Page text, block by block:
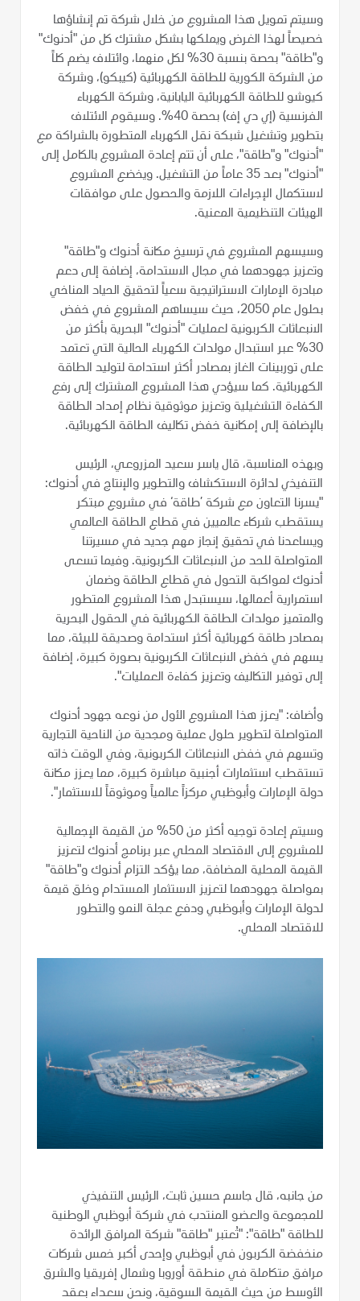
وسيتم تمويل هذا المشروع من خلال شركة تم إنشاؤها
خصيصاً لهذا الغرض ويملكها بشكل مشترك كل من "أدنوك"
و"طاقة" بحصة بنسبة 30% لكل منهما، وائتلاف يضم كلاً
من الشركة الكورية للطاقة الكهربائية (كيبكو)، وشركة
كيوشو للطاقة الكهربائية اليابانية، وشركة الكهرباء
الفرنسية (إي دي إف) بحصة 40%. وسيقوم الائتلاف
بتطوير وتشغيل شبكة نقل الكهرباء المتطورة بالشراكة مع
"أدنوك" و"طاقة"، على أن تتم إعادة المشروع بالكامل إلى
"أدنوك" بعد 35 عاماً من التشغيل. ويخضع المشروع
لاستكمال الإجراءات اللازمة والحصول على موافقات
الهيئات التنظيمية المعنية.
وسيسهم المشروع في ترسيخ مكانة أدنوك و"طاقة"
وتعزيز جهودهما في مجال الاستدامة، إضافة إلى دعم
مبادرة الإمارات الاستراتيجية سعياً لتحقيق الحياد المناخي
بحلول عام 2050، حيث سيساهم المشروع في خفض
الانبعاثات الكربونية لعمليات "أدنوك" البحرية بأكثر من
30% عبر استبدال مولدات الكهرباء الحالية التي تعتمد
على توربينات الغاز بمصادر أكثر استدامة لتوليد الطاقة
الكهربائية. كما سيؤدي هذا المشروع المشترك إلى رفع
الكفاءة التشغيلية وتعزيز موثوقية نظام إمداد الطاقة
بالإضافة إلى إمكانية خفض تكاليف الطاقة الكهربائية.
وبهذه المناسبة، قال ياسر سعيد المزروعي، الرئيس
التنفيذي لدائرة الاستكشاف والتطوير والإنتاج في أدنوك:
"يسرنا التعاون مع شركة ’طاقة‘ في مشروع مبتكر
يستقطب شركاء عالميين في قطاع الطاقة العالمي
ويساعدنا في تحقيق إنجاز مهم جديد في مسيرتنا
المتواصلة للحد من الانبعاثات الكربونية. وفيما تسعى
أدنوك لمواكبة التحول في قطاع الطاقة وضمان
استمرارية أعمالها، سيستبدل هذا المشروع المتطور
والمتميز مولدات الطاقة الكهربائية في الحقول البحرية
بمصادر طاقة كهربائية أكثر استدامة وصديقة للبيئة، مما
يسهم في خفض الانبعاثات الكربونية بصورة كبيرة، إضافة
إلى توفير التكاليف وتعزيز كفاءة العمليات".
وأضاف: "يعزز هذا المشروع الأول من نوعه جهود أدنوك
المتواصلة لتطوير حلول عملية ومجدية من الناحية التجارية
وتسهم في خفض الانبعاثات الكربونية، وفي الوقت ذاته
تستقطب استثمارات أجنبية مباشرة كبيرة، مما يعزز مكانة
دولة الإمارات وأبوظبي مركزاً عالمياً وموثوقاً للاستثمار".
وسيتم إعادة توجيه أكثر من 50% من القيمة الإجمالية
للمشروع إلى الاقتصاد المحلي عبر برنامج أدنوك لتعزيز
القيمة المحلية المضافة، مما يؤكد التزام أدنوك و"طاقة"
بمواصلة جهودهما لتعزيز الاستثمار المستدام وخلق قيمة
لدولة الإمارات وأبوظبي ودفع عجلة النمو والتطور
للاقتصاد المحلي.
من جانبه، قال جاسم حسين ثابت، الرئيس التنفيذي
للمجموعة والعضو المنتدب في شركة أبوظبي الوطنية
للطاقة "طاقة": "تُعتبر "طاقة" شركة المرافق الرائدة
منخفضة الكربون في أبوظبي وإحدى أكبر خمس شركات
مرافق متكاملة في منطقة أوروبا وشمال إفريقيا والشرق
الأوسط من حيث القيمة السوقية، ونحن سعداء بعقد